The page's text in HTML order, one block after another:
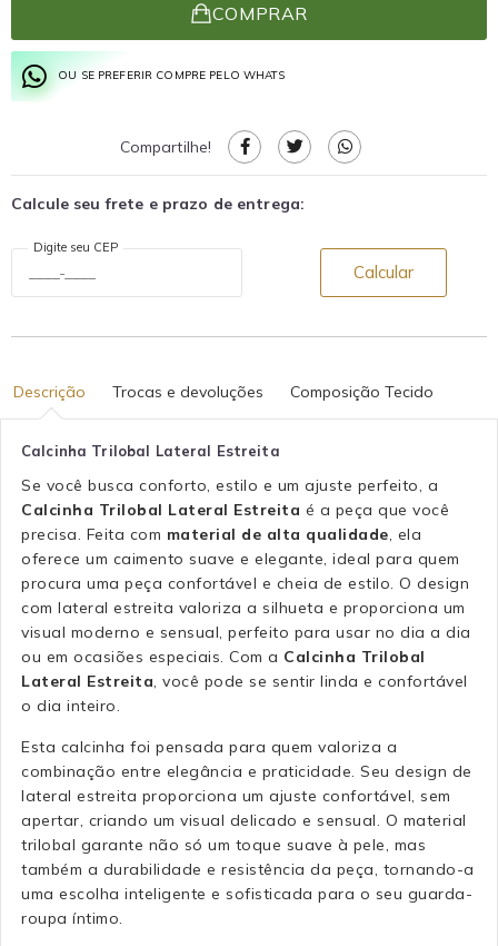
COMPRAR
OU SE PREFERIR COMPRE PELO WHATS
Compartilhe!
Calcule seu frete e prazo de entrega:
Digite seu CEP
Calcular
Descrição Trocas e devoluções Composição Tecido
Calcinha Trilobal Lateral Estreita
Se você busca conforto, estilo e um ajuste perfeito, a
Calcinha Trilobal Lateral Estreita é a peça que você
precisa. Feita com material de alta qualidade , ela
oferece um caimento suave e elegante, ideal para quem
procura uma peça confortável e cheia de estilo. O design
com lateral estreita valoriza a silhueta e proporciona um
visual moderno e sensual, perfeito para usar no dia a dia
ou em ocasiões especiais. Com a Calcinha Trilobal
Lateral Estreita , você pode se sentir linda e confortável
o dia inteiro.
Esta calcinha foi pensada para quem valoriza a
combinação entre elegância e praticidade. Seu design de
lateral estreita proporciona um ajuste confortável, sem
apertar, criando um visual delicado e sensual. O material
trilobal garante não só um toque suave à pele, mas
também a durabilidade e resistência da peça, tornando-a
uma escolha inteligente e sofisticada para o seu guarda-
roupa íntimo.